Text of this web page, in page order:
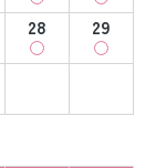
28
29